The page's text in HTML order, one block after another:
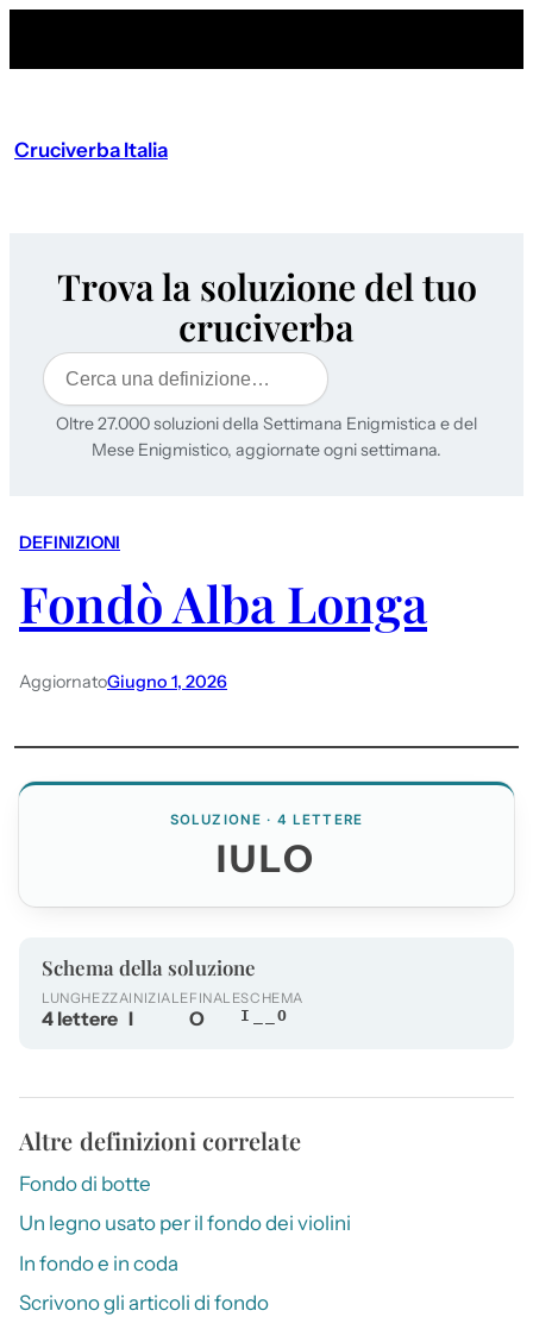
Cruciverba Italia
Trova la soluzione del tuo
cruciverba
Cerca
Oltre 27.000 soluzioni della Settimana Enigmistica e del
Mese Enigmistico, aggiornate ogni settimana.
DEFINIZIONI
Fondò Alba Longa
AggiornatoGiugno 1, 2026
SOLUZIONE · 4 LETTERE
IULO
Schema della soluzione
LUNGHEZZA
4 lettere
INIZIALE
I
FINALE
O
SCHEMA
I__O
Altre definizioni correlate
Fondo di botte
Un legno usato per il fondo dei violini
In fondo e in coda
Scrivono gli articoli di fondo